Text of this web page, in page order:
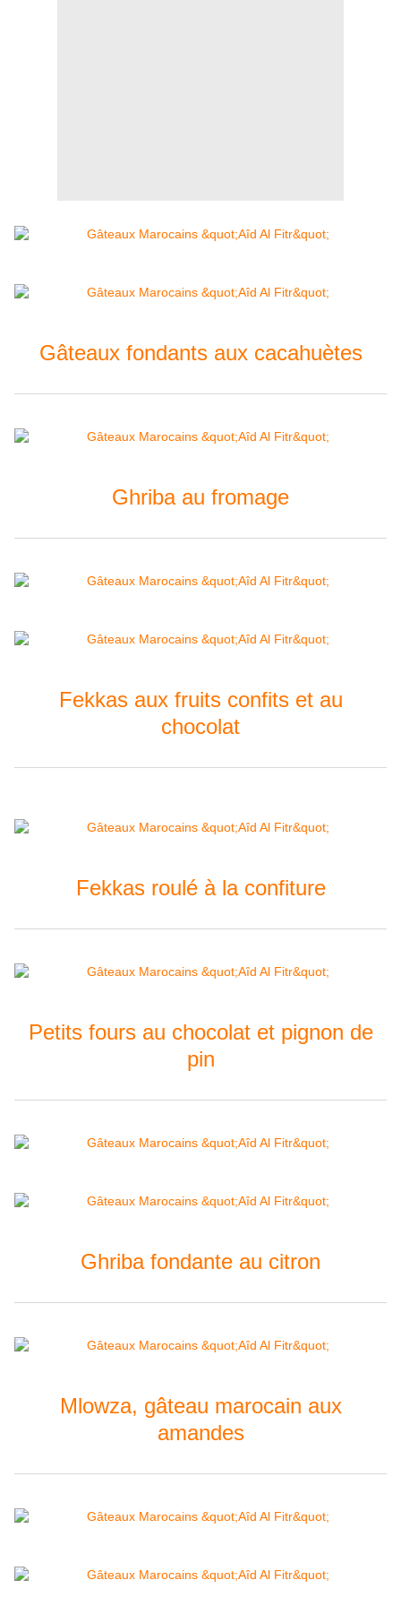
Gâteaux fondants aux cacahuètes
Ghriba au fromage
Fekkas aux fruits confits et au
chocolat
Fekkas roulé à la confiture
Petits fours au chocolat et pignon de
pin
Ghriba fondante au citron
Mlowza, gâteau marocain aux
amandes